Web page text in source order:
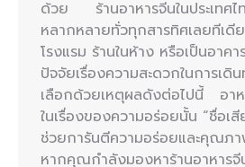
ด้วย ร้านอาหารจีนในประเทศ
หลากหลายทั่วทุกสารทิศเลยทีเดี
โรงแรม ร้านในห้าง หรือเป็นอา
ปัจจัยเรื่องความสะดวกในการเดิ
เลือกด้วยเหตุผลดังต่อไปนี้ อา
ในเรื่องของความอร่อยนั้น “ชื่อเ
ช่วยการันตีความอร่อยและคุณภ
หากคุณกำลังมองหาร้านอาหารจี